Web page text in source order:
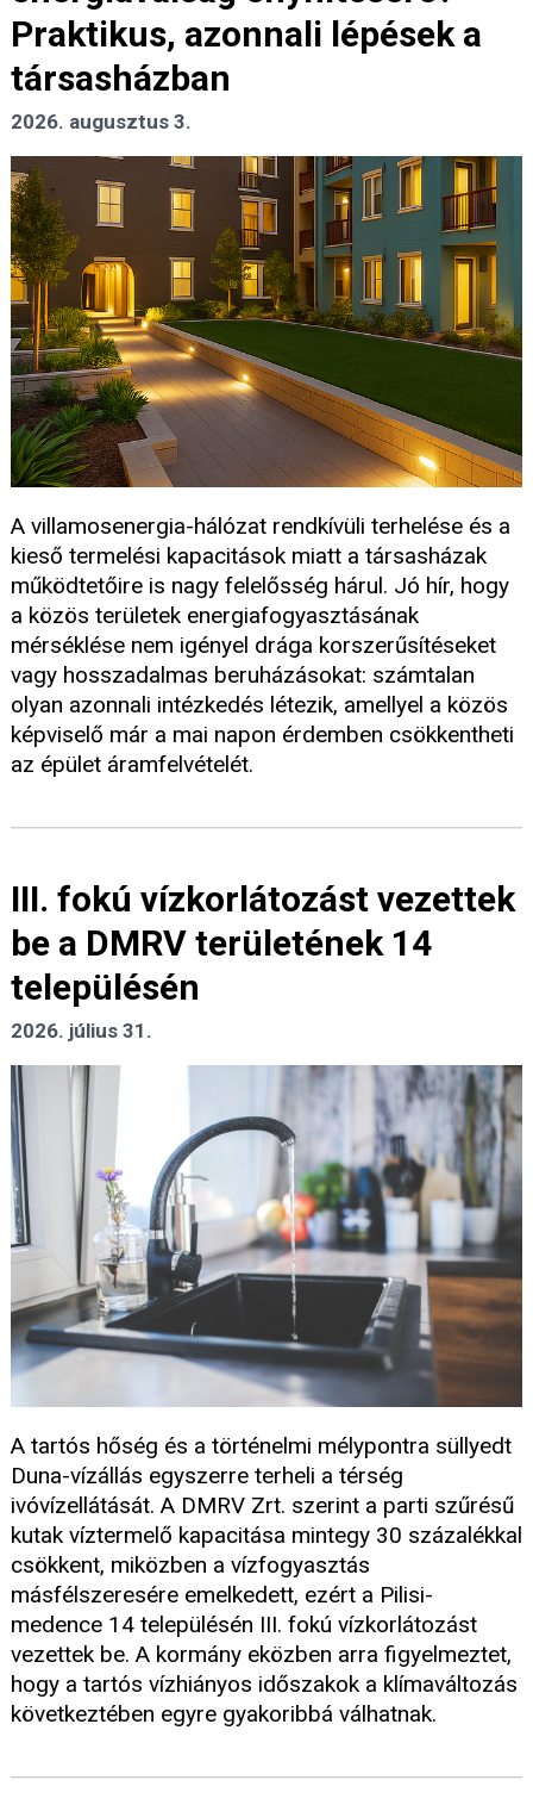
Praktikus, azonnali lépések a
társasházban
2026. augusztus 3.
A villamosenergia-hálózat rendkívüli terhelése és a
kieső termelési kapacitások miatt a társasházak
működtetőire is nagy felelősség hárul. Jó hír, hogy
a közös területek energiafogyasztásának
mérséklése nem igényel drága korszerűsítéseket
vagy hosszadalmas beruházásokat: számtalan
olyan azonnali intézkedés létezik, amellyel a közös
képviselő már a mai napon érdemben csökkentheti
az épület áramfelvételét.
III. fokú vízkorlátozást vezettek
be a DMRV területének 14
településén
2026. július 31.
A tartós hőség és a történelmi mélypontra süllyedt
Duna-vízállás egyszerre terheli a térség
ivóvízellátását. A DMRV Zrt. szerint a parti szűrésű
kutak víztermelő kapacitása mintegy 30 százalékkal
csökkent, miközben a vízfogyasztás
másfélszeresére emelkedett, ezért a Pilisi-
medence 14 településén III. fokú vízkorlátozást
vezettek be. A kormány eközben arra figyelmeztet,
hogy a tartós vízhiányos időszakok a klímaváltozás
következtében egyre gyakoribbá válhatnak.